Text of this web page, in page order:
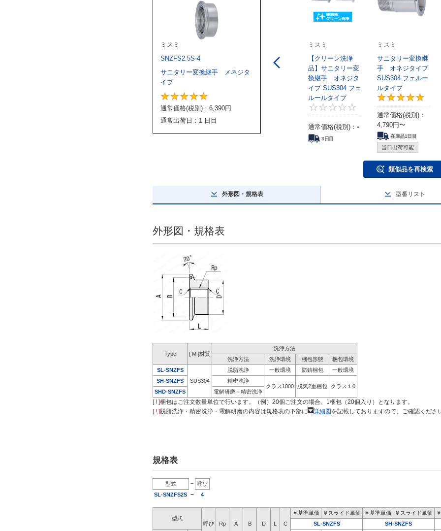
ミスミ
SNZFS2.5S-4
サニタリー変換継手 メネジタ
イプ
通常価格(税別)： 6,390円
通常出荷日：1 日目
ミスミ
【クリーン洗浄
品】サニタリー変
換継手 オネジタ
イプ SUS304 フェ
ルールタイプ
0
通常価格(税別)： -
3日目
ミスミ
サニタリー変換継
手 オネジタイプ
SUS304 フェルー
ルタイプ
通常価格(税別)：
4,790円〜
在庫品1日目
当日出荷可能
類似品を再検索
外形図・規格表 型番リスト
外形図・規格表
Type [ M ]材質
洗浄方法
洗浄方法
洗浄環境 梱包形態
梱包環境
SL-SNZFS
SUS304
脱脂洗浄 一般環境 防錆梱包
一般環境
SH-SNZFS
精密洗浄
クラス1000
脱気2重梱包
クラス１0
SHD-SNZFS
電解研磨＋精密洗浄
[ ! ]梱包はご注文数量単位で行います。（例）20個ご注文の場合、1梱包（20個入り）となります。
[ ! ] 脱脂洗浄・精密洗浄・電解研磨の内容は規格表の下部に 詳細図 を記載しておりますので、ご確認くださ
規格表
型式 −
呼び
SL-SNZFS2S − 4
型式
呼び
Rp A B D C
￥基準単価 ￥スライド単価 ￥基準単価 ￥スライド単価
SL-SNZFS
SH-SNZFS